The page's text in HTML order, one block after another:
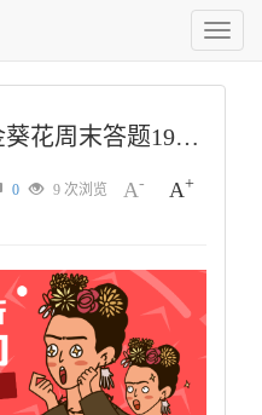
切
换
菜
4月30日，招商银行金葵花周末答题19点场答案
A- A+
0
9 次浏览